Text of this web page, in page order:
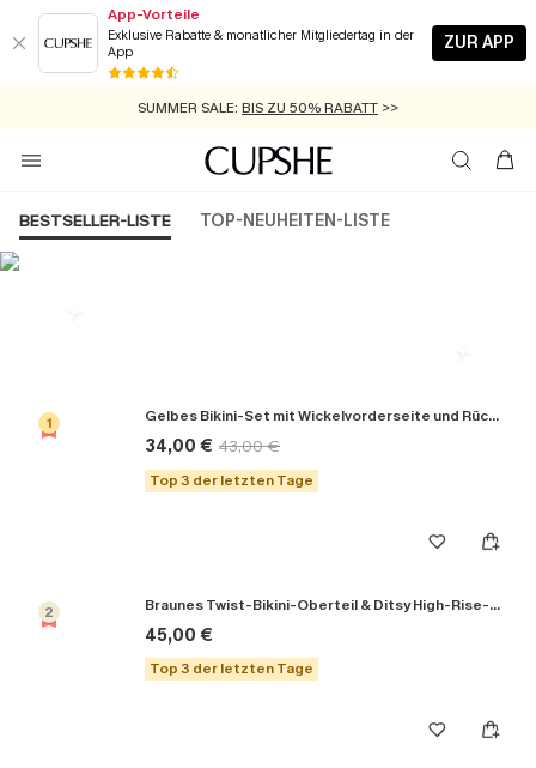
App-Vorteile
Exklusive Rabatte & monatlicher Mitgliedertag in der
App
ZUR APP
GRATIS MASSBAND MIT JEDEM SCHNELLVERSAND-ARTIKEL >>
SUMMER SALE: BIS ZU 50% RABATT >>
ZUM NEWSLETTER:BIS ZU -20% EXTRA ERHALTEN
KOSTENLOSER VERSAND AB 89 €
BESTSELLER-LISTE TOP-NEUHEITEN-LISTE
1 Gelbes Bikini-Set mit Wickelvorderseite und Rückenbindung
34,00 € 43,00 €
Top 3 der letzten Tage
2 Braunes Twist-Bikini-Oberteil & Ditsy High-Rise-Bikinihose
45,00 €
Top 3 der letzten Tage